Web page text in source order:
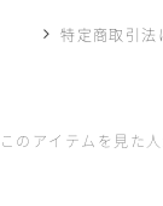
特定商取引法
このアイテムを見た